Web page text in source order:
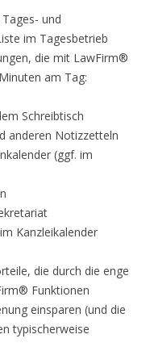
und
im Tagesbetrieb
die mit LawFirm®
am Tag:
Schreibtisch
anderen Notizzetteln
(ggf. im
Kanzleikalender
die durch die enge
Funktionen
einsparen (und die
typischerweise